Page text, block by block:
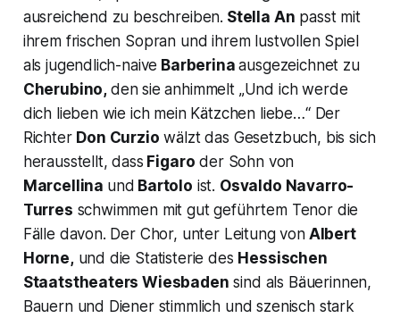
ausreichend zu beschreiben. Stella An passt mit
ihrem frischen Sopran und ihrem lustvollen Spiel
als jugendlich-naive Barberinaausgezeichnet zu
Cherubino, den sie anhimmelt „Und ich werde
dich lieben wie ich mein Kätzchen liebe…“ Der
Richter Don Curzio wälzt das Gesetzbuch, bis sich
herausstellt, dass Figaro der Sohn von
Marcellina und Bartolo ist. Osvaldo Navarro-
Turres schwimmen mit gut geführtem Tenor die
Fälle davon. Der Chor, unter Leitung vonAlbert
Horne,und die Statisterie des Hessischen
Staatstheaters Wiesbaden sind als Bäuerinnen,
Bauern und Diener stimmlich und szenisch stark